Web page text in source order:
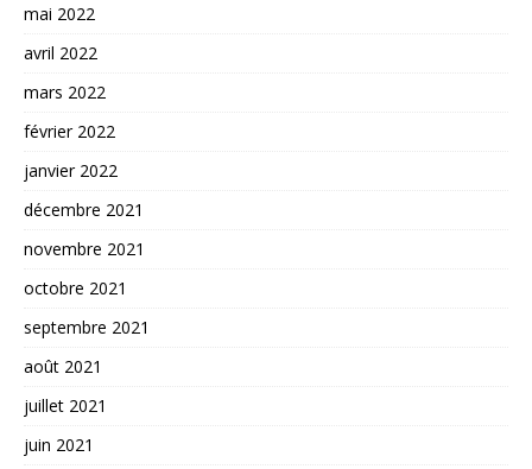
mai 2022
avril 2022
mars 2022
février 2022
janvier 2022
décembre 2021
novembre 2021
octobre 2021
septembre 2021
août 2021
juillet 2021
juin 2021